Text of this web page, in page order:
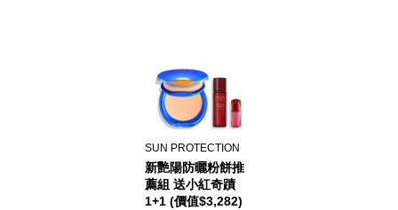
SUN PROTECTION
新艷陽防曬粉餅推
薦組 送小紅奇蹟
1+1 (價值$3,282)